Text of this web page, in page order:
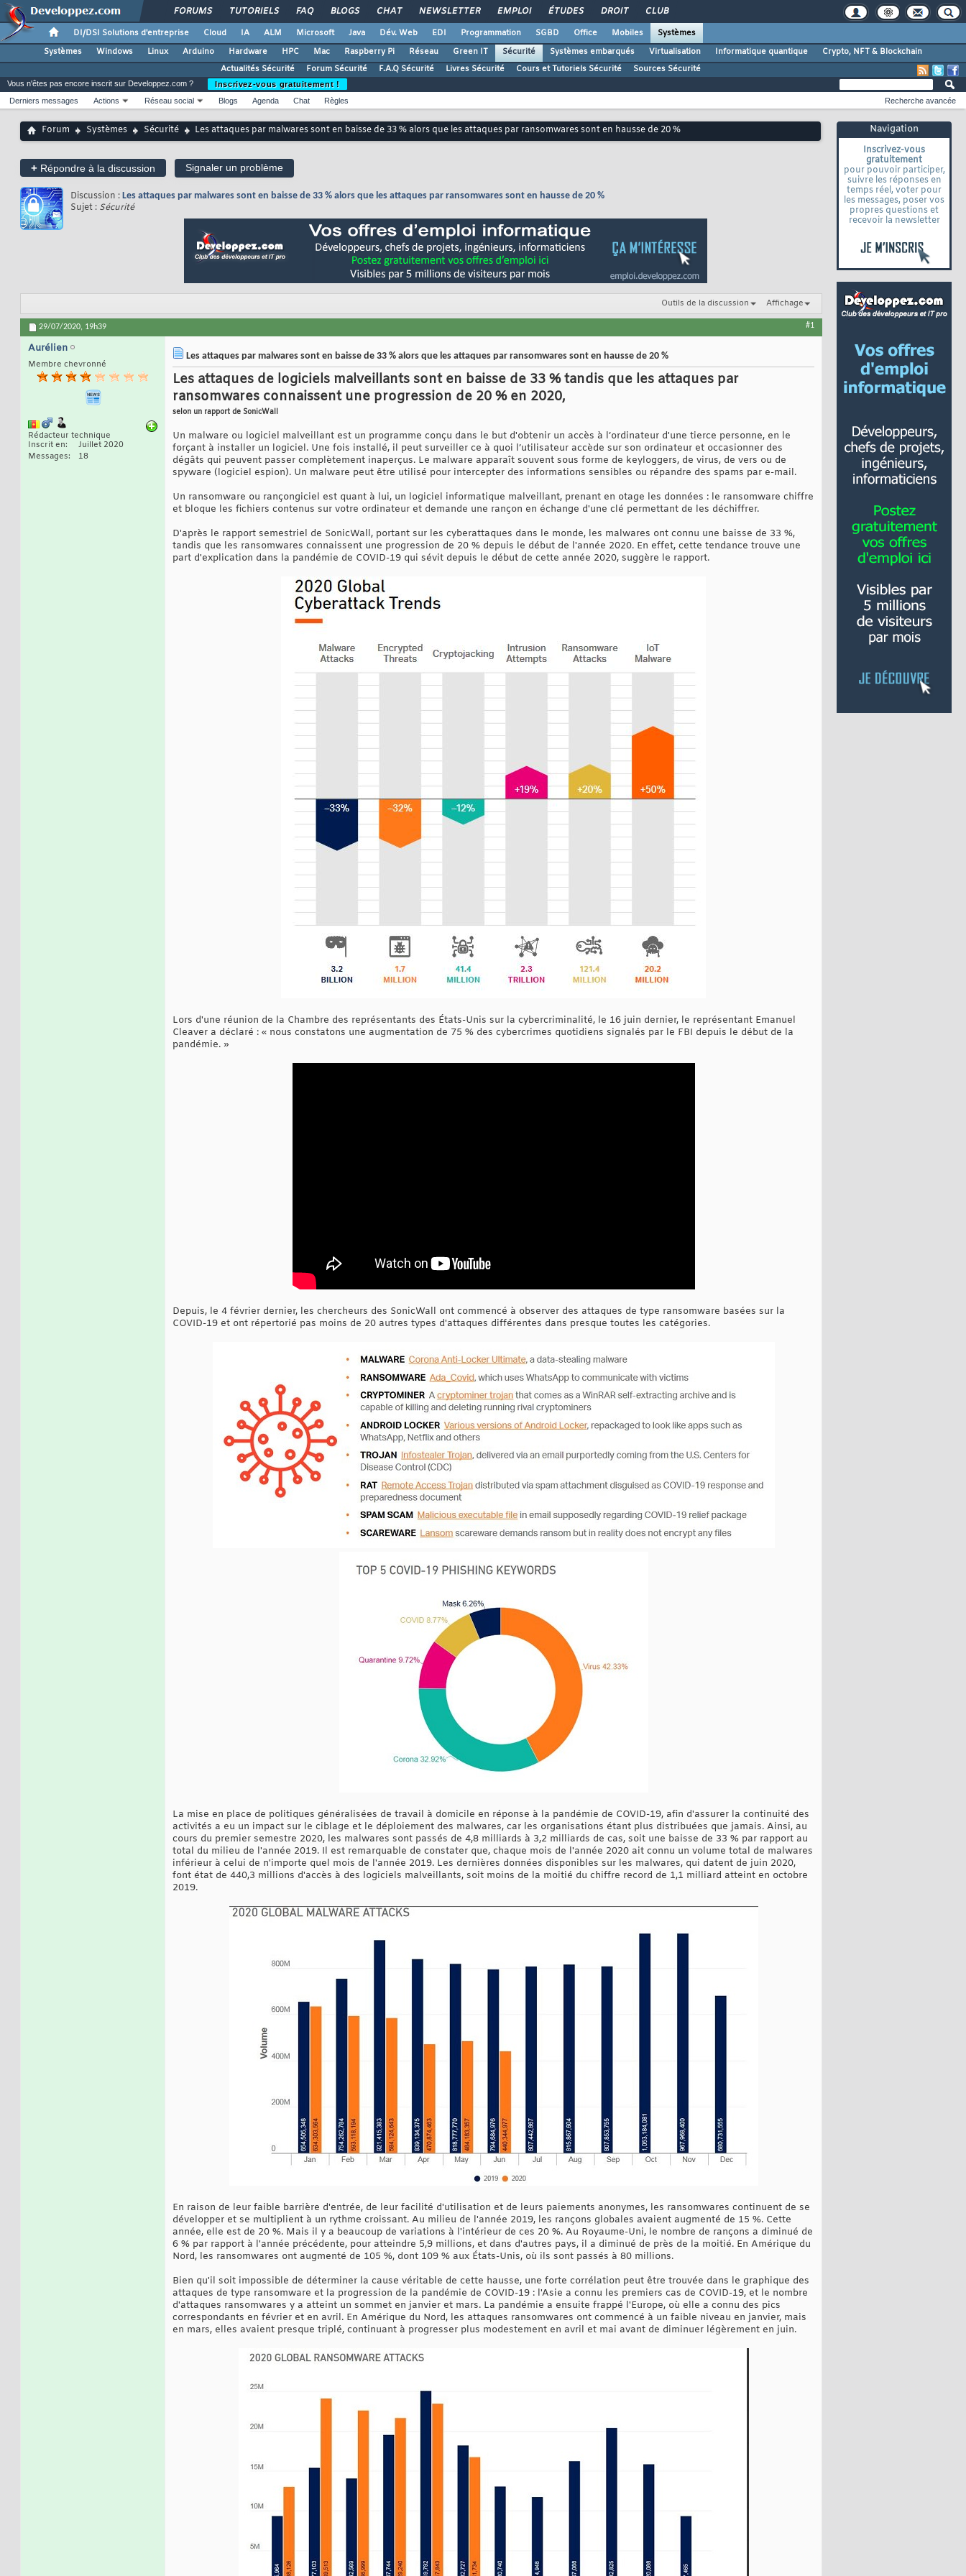
FORUMS TUTORIELS FAQ BLOGS CHAT NEWSLETTER EMPLOI ÉTUDES DROIT CLUB
DI/DSI Solutions d'entreprise Cloud IA ALM Microsoft Java Dév. Web EDI Programmation SGBD Office Mobiles
Systèmes
Systèmes
Windows Linux Arduino Hardware HPC Mac Raspberry Pi Réseau Green IT Sécurité Systèmes embarqués Virtualisation Informatique quantique
Crypto, NFT & Blockchain
Actualités Sécurité
Forum Sécurité F.A.Q Sécurité Livres Sécurité Cours et Tutoriels Sécurité Sources Sécurité
Navigation
Inscrivez-vous
gratuitement
pour pouvoir participer,
suivre les réponses en
temps réel, voter pour
les messages, poser vos
propres questions et
recevoir la newsletter
Vous n'êtes pas encore inscrit sur Developpez.com ?
Inscrivez-vous gratuitement !
Derniers messages
Actions Réseau social Blogs Agenda Chat Règles Recherche avancée
Forum Systèmes Sécurité Les attaques par malwares sont en baisse de 33 % alors que les attaques par ransomwares sont en hausse de 20 %
+ Répondre à la discussion Signaler un problème
Discussion : Les attaques par malwares sont en baisse de 33 % alors que les attaques par ransomwares sont en hausse de 20 %
Sujet : Sécurité
Outils de la discussion Affichage
29/07/2020, 19h39 #1
Aurélien
Membre chevronné
Rédacteur technique
Inscrit en
Juillet 2020
Messages
18
Les attaques par malwares sont en baisse de 33 % alors que les attaques par ransomwares sont en hausse de 20 %
Les attaques de logiciels malveillants sont en baisse de 33 % tandis que les attaques par
ransomwares connaissent une progression de 20 % en 2020,
selon un rapport de SonicWall
Un malware ou logiciel malveillant est un programme conçu dans le but d'obtenir un accès à l’ordinateur d'une tierce personne, en le
forçant à installer un logiciel. Une fois installé, il peut surveiller ce à quoi l’utilisateur accède sur son ordinateur et occasionner des
dégâts qui peuvent passer complètement inaperçus. Le malware apparaît souvent sous forme de keyloggers, de virus, de vers ou de
spyware (logiciel espion). Un malware peut être utilisé pour intercepter des informations sensibles ou répandre des spams par e-mail.
Un ransomware ou rançongiciel est quant à lui, un logiciel informatique malveillant, prenant en otage les données : le ransomware chiffre
et bloque les fichiers contenus sur votre ordinateur et demande une rançon en échange d'une clé permettant de les déchiffrer.
D'après le rapport semestriel de SonicWall, portant sur les cyberattaques dans le monde, les malwares ont connu une baisse de 33 %,
tandis que les ransomwares connaissent une progression de 20 % depuis le début de l'année 2020. En effet, cette tendance trouve une
part d'explication dans la pandémie de COVID-19 qui sévit depuis le début de cette année 2020, suggère le rapport.
Lors d'une réunion de la Chambre des représentants des États-Unis sur la cybercriminalité, le 16 juin dernier, le représentant Emanuel
Cleaver a déclaré : « nous constatons une augmentation de 75 % des cybercrimes quotidiens signalés par le FBI depuis le début de la
pandémie. »
Depuis, le 4 février dernier, les chercheurs des SonicWall ont commencé à observer des attaques de type ransomware basées sur la
COVID-19 et ont répertorié pas moins de 20 autres types d'attaques différentes dans presque toutes les catégories.
La mise en place de politiques généralisées de travail à domicile en réponse à la pandémie de COVID-19, afin d'assurer la continuité des
activités a eu un impact sur le ciblage et le déploiement des malwares, car les organisations étant plus distribuées que jamais. Ainsi, au
cours du premier semestre 2020, les malwares sont passés de 4,8 milliards à 3,2 milliards de cas, soit une baisse de 33 % par rapport au
total du milieu de l'année 2019. Il est remarquable de constater que, chaque mois de l'année 2020 ait connu un volume total de malwares
inférieur à celui de n'importe quel mois de l'année 2019. Les dernières données disponibles sur les malwares, qui datent de juin 2020,
font état de 440,3 millions d'accès à des logiciels malveillants, soit moins de la moitié du chiffre record de 1,1 milliard atteint en octobre
2019.
En raison de leur faible barrière d'entrée, de leur facilité d'utilisation et de leurs paiements anonymes, les ransomwares continuent de se
développer et se multiplient à un rythme croissant. Au milieu de l'année 2019, les rançons globales avaient augmenté de 15 %. Cette
année, elle est de 20 %. Mais il y a beaucoup de variations à l'intérieur de ces 20 %. Au Royaume-Uni, le nombre de rançons a diminué de
6 % par rapport à l'année précédente, pour atteindre 5,9 millions, et dans d'autres pays, il a diminué de près de la moitié. En Amérique du
Nord, les ransomwares ont augmenté de 105 %, dont 109 % aux États-Unis, où ils sont passés à 80 millions.
Bien qu'il soit impossible de déterminer la cause véritable de cette hausse, une forte corrélation peut être trouvée dans le graphique des
attaques de type ransomware et la progression de la pandémie de COVID-19 : l'Asie a connu les premiers cas de COVID-19, et le nombre
d'attaques ransomwares y a atteint un sommet en janvier et mars. La pandémie a ensuite frappé l'Europe, où elle a connu des pics
correspondants en février et en avril. En Amérique du Nord, les attaques ransomwares ont commencé à un faible niveau en janvier, mais
en mars, elles avaient presque triplé, continuant à progresser plus modestement en avril et mai avant de diminuer légèrement en juin.